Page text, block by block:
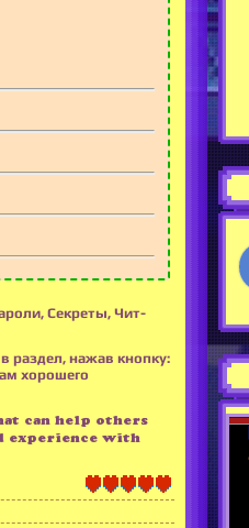
Секреты, Чит-
раздел, нажав кнопку:
хорошего
can help others
experience with